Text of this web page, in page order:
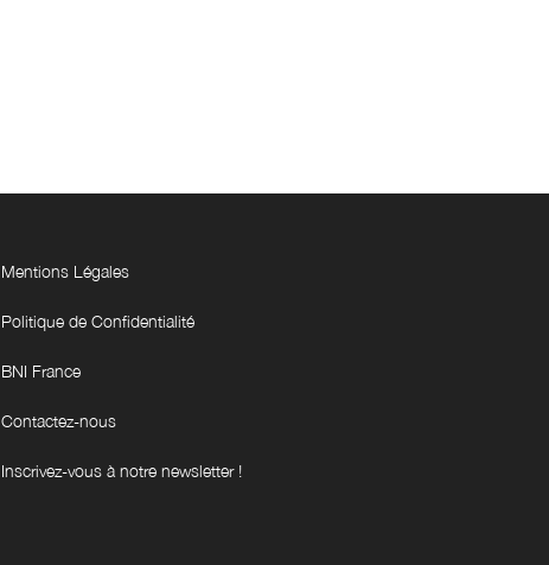
Mentions Légales
Politique de Confidentialité
BNI France
Contactez-nous
Inscrivez-vous à notre newsletter !